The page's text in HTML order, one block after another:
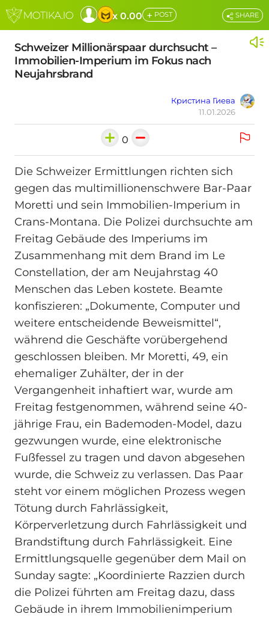
x 0.00 + POST
Schweizer Millionärspaar durchsucht –
Immobilien-Imperium im Fokus nach
Neujahrsbrand
Кристина Гиева
11.01.2026
SHARE
0
Die Schweizer Ermittlungen richten sich
gegen das multimillionenschwere Bar‑Paar
Moretti und sein Immobilien‑Imperium in
Crans‑Montana. Die Polizei durchsuchte am
Freitag Gebäude des Imperiums im
Zusammenhang mit dem Brand im Le
Constellation, der am Neujahrstag 40
Menschen das Leben kostete. Beamte
konfiszieren: „Dokumente, Computer und
weitere entscheidende Beweismittel“,
während die Geschäfte vorübergehend
geschlossen bleiben. Mr Moretti, 49, ein
ehemaliger Zuhälter, der in der
Vergangenheit inhaftiert war, wurde am
Freitag festgenommen, während seine 40-
jährige Frau, ein Bademoden‑Model, dazu
gezwungen wurde, eine elektronische
Fußfessel zu tragen und davon abgesehen
wurde, die Schweiz zu verlassen. Das Paar
steht vor einem möglichen Prozess wegen
Tötung durch Fahrlässigkeit,
Körperverletzung durch Fahrlässigkeit und
Brandstiftung durch Fahrlässigkeit. Eine
Ermittlungsquelle gegenüber dem Mail on
Sunday sagte: „Koordinierte Razzien durch
die Polizei führten am Freitag dazu, dass
Gebäude in ihrem Immobilienimperium